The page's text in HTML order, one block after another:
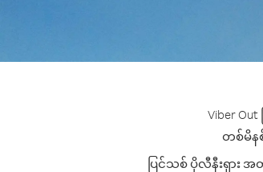
Viber
တစ်မိန
ပြင်သစ် ပိုလီနီးရှား